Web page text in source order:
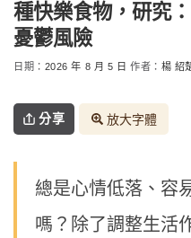
種快樂食物，研究
憂鬱風險
日期： 2026 年 8 月 5 日 作者： 楊 紹
分享 放大字體
總是心情低落、容
嗎？除了調整生活